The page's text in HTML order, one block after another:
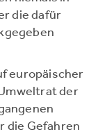
die dafür
europäischer
der
die Gefahren